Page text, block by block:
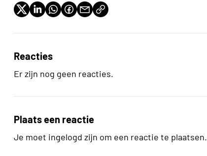
Reacties
Er zijn nog geen reacties.
Plaats een reactie
Je moet ingelogd zijn om een reactie te plaatsen.